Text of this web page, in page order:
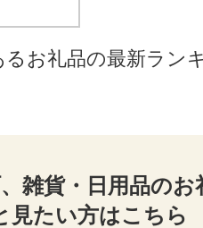
お礼品の最新ラン
雑貨・日用品の
見たい方はこちら